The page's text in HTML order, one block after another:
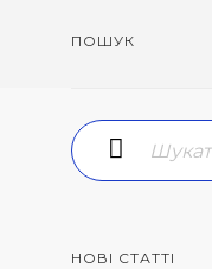
ПОШУК
НОВІ СТАТТІ